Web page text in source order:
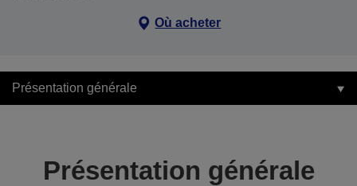
Où acheter
Présentation générale
Présentation générale